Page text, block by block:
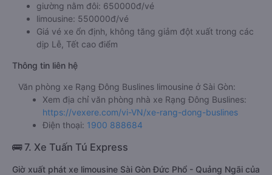
giường nằm đôi: 650000đ/vé
limousine: 550000đ/vé
Giá vé xe ổn định, không tăng giảm đột xuất trong các
dịp Lễ, Tết cao điểm
Thông tin liên hệ
Văn phòng xe Rạng Đông Buslines limousine ở Sài Gòn:
Xem địa chỉ văn phòng nhà xe Rạng Đông Buslines:
https://vexere.com/vi-VN/xe-rang-dong-buslines
Điện thoại: 1900 888684
🚌 7. Xe Tuấn Tú Express
Giờ xuất phát xe limousine Sài Gòn Đức Phổ - Quảng Ngãi của